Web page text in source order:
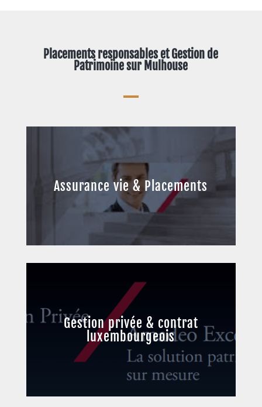
Placements responsables et Gestion de
Patrimoine sur Mulhouse
Assurance vie & Placements
Gestion privée & contrat
luxembourgeois